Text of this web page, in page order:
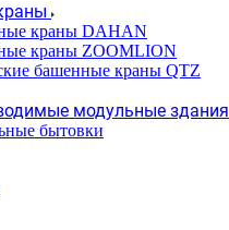
краны DAHAN
краны ZOOMLION
башенные краны QTZ
модульные здания
бытовки